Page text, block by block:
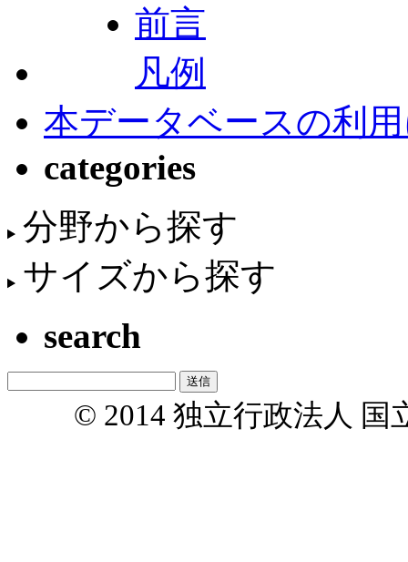
前言
凡例
本データベースの利
categories
分野から探す
サイズから探す
search
© 2014 独立行政法人 国